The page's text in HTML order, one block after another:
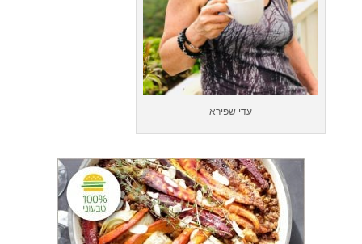
עדי שפירא